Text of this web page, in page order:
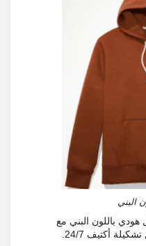
البني
باللون البني مع
أكتيف 24/7.